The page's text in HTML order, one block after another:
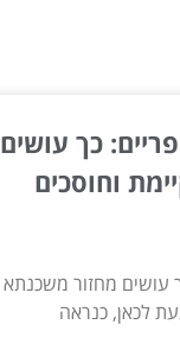
כך עושים
וחוסכים
עושים מחזור משכנתא
לכאן, כנראה